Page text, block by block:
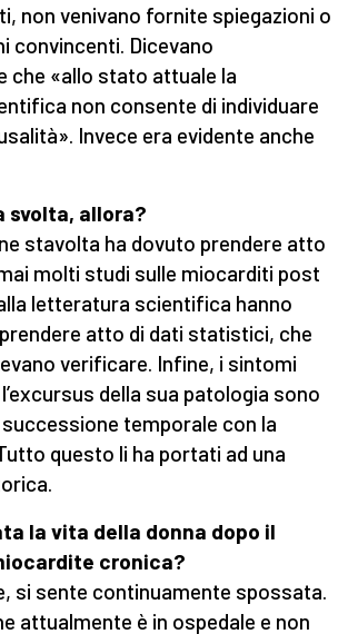
non venivano fornite spiegazioni o
convincenti. Dicevano
che «allo stato attuale la
non consente di individuare
Invece era evidente anche
svolta, allora?
stavolta ha dovuto prendere atto
molti studi sulle miocarditi post
letteratura scientifica hanno
atto di dati statistici, che
verificare. Infine, i sintomi
della sua patologia sono
temporale con la
questo li ha portati ad una
la vita della donna dopo il
cronica?
si sente continuamente spossata.
attualmente è in ospedale e non